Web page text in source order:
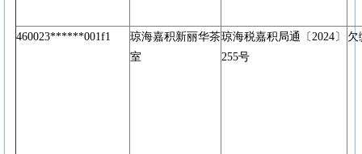
460023******001f1
琼海嘉积新丽华茶
室
琼海税嘉积局通〔2024〕
255号
欠